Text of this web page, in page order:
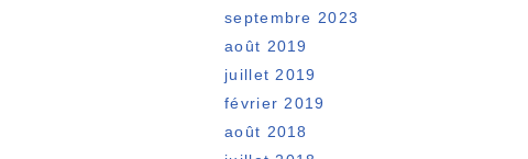
septembre 2023
août 2019
juillet 2019
février 2019
août 2018